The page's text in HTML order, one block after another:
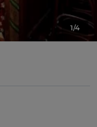
1/4